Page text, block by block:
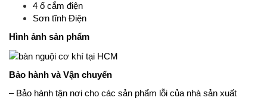
4 ổ cắm điện
Sơn tĩnh Điện
Hình ảnh sản phẩm
Bảo hành và Vận chuyển
– Bảo hành tận nơi cho các sản phẩm lỗi của nhà sản xuất